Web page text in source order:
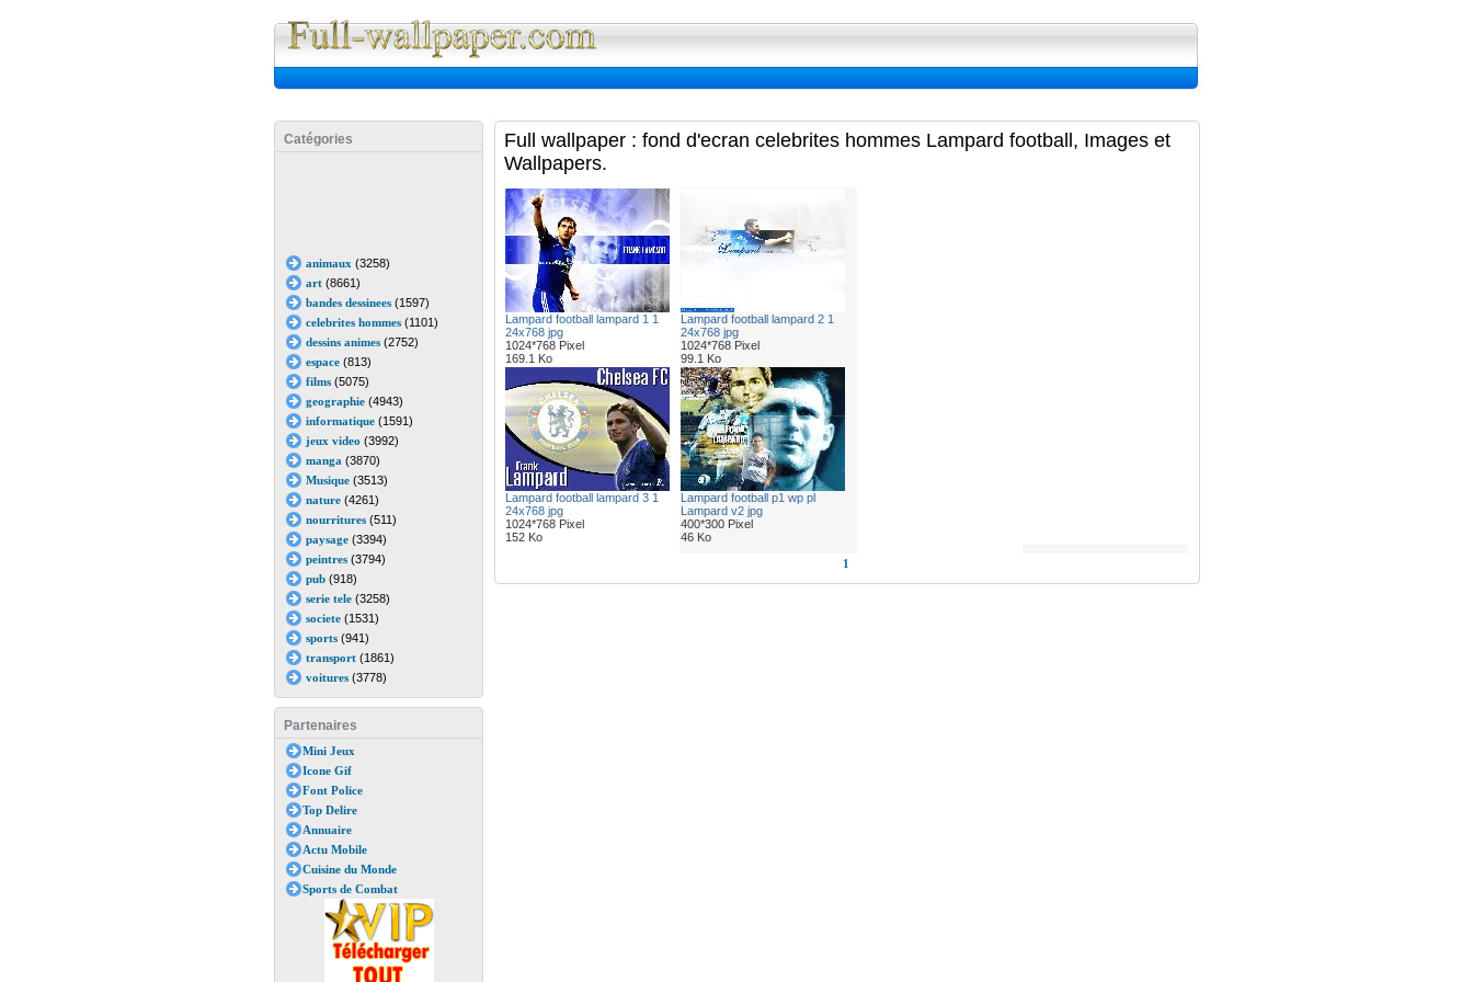
Catégories
animaux (3258)
art(8661)
bandes dessinees(1597)
celebrites hommes(1101)
dessins animes(2752)
espace(813)
films(5075)
geographie(4943)
informatique(1591)
jeux video (3992)
manga (3870)
Musique(3513)
nature(4261)
nourritures(511)
paysage(3394)
peintres(3794)
pub(918)
serie tele(3258)
societe(1531)
sports(941)
transport(1861)
voitures(3778)
Partenaires
Mini Jeux
Icone Gif
Font Police
Top Delire
Annuaire
Actu Mobile
Cuisine du Monde
Sports de Combat
Full wallpaper : fond d'ecran celebrites hommes Lampard football, Images et
Wallpapers.
Lampard football lampard 1 1
24x768 jpg
1024*768 Pixel
169.1 Ko
Lampard football lampard 2 1
24x768 jpg
1024*768 Pixel
99.1 Ko
Lampard football lampard 3 1
24x768 jpg
1024*768 Pixel
152 Ko
Lampard football p1 wp pl
Lampard v2 jpg
400*300 Pixel
46 Ko
1